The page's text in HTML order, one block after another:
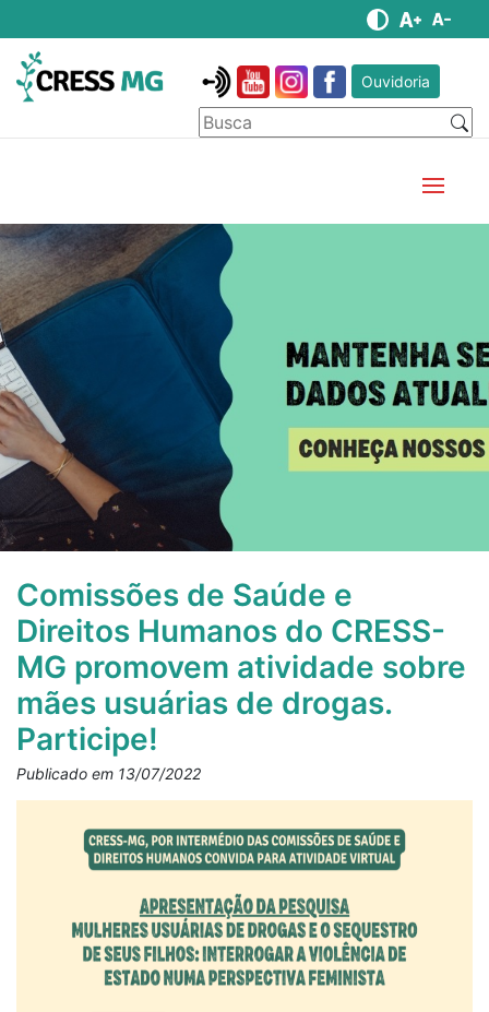
Ouvidoria
Comissões de Saúde e
Direitos Humanos do CRESS-
MG promovem atividade sobre
mães usuárias de drogas.
Participe!
Publicado em 13/07/2022